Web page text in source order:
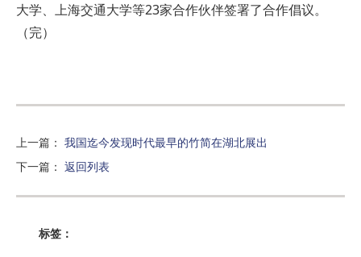
大学、上海交通大学等23家合作伙伴签署了合作倡议。
（完）
上一篇 ： 我国迄今发现时代最早的竹简在湖北展出
下一篇 ： 返回列表
标签：